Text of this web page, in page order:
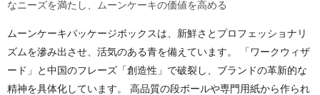
なニーズを満たし、ムーンケーキの価値を高める
ムーンケーキパッケージボックスは、新鮮さとプロフェッショナリ
ズムを滲み出させ、活気のある青を備えています。 「ワークウィザ
ード」と中国のフレーズ「創造性」で破裂し、ブランドの革新的な
精神を具体化しています。 高品質の段ボールや専門用紙から作られ